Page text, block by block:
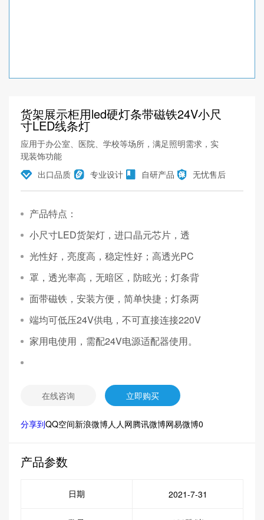
货架展示柜用led硬灯条带磁铁24V小尺
寸LED线条灯
应用于办公室、医院、学校等场所，满足照明需求，实
现装饰功能
出口品质
专业设计 自研产品 无忧售后
产品特点：
小尺寸LED货架灯，进口晶元芯片，透
光性好，亮度高，稳定性好；高透光PC
罩，透光率高，无暗区，防眩光；灯条背
面带磁铁，安装方便，简单快捷；灯条两
端均可低压24V供电，不可直接连接220V
家用电使用，需配24V电源适配器使用。
在线咨询 立即购买
分享到QQ空间新浪微博人人网腾讯微博网易微博0
产品参数
日期 2021-7-31